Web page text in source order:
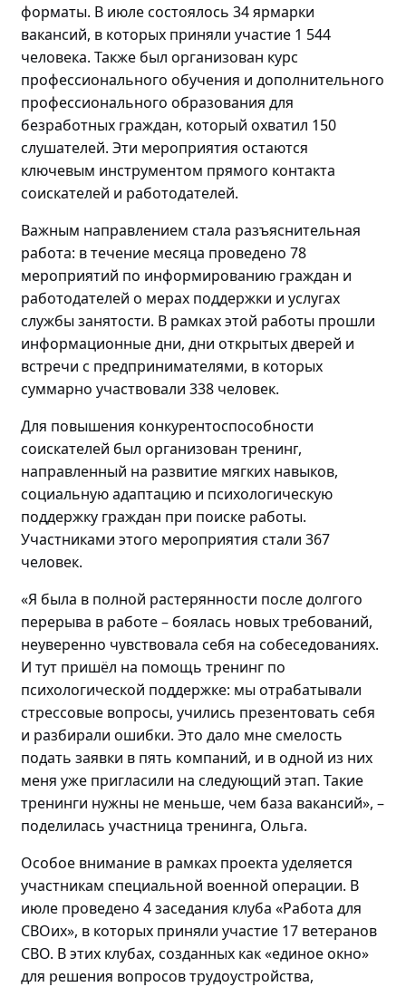
форматы. В июле состоялось 34 ярмарки
вакансий, в которых приняли участие 1 544
человека. Также был организован курс
профессионального обучения и дополнительного
профессионального образования для
безработных граждан, который охватил 150
слушателей. Эти мероприятия остаются
ключевым инструментом прямого контакта
соискателей и работодателей.
Важным направлением стала разъяснительная
работа: в течение месяца проведено 78
мероприятий по информированию граждан и
работодателей о мерах поддержки и услугах
службы занятости. В рамках этой работы прошли
информационные дни, дни открытых дверей и
встречи с предпринимателями, в которых
суммарно участвовали 338 человек.
Для повышения конкурентоспособности
соискателей был организован тренинг,
направленный на развитие мягких навыков,
социальную адаптацию и психологическую
поддержку граждан при поиске работы.
Участниками этого мероприятия стали 367
человек.
«Я была в полной растерянности после долгого
перерыва в работе – боялась новых требований,
неуверенно чувствовала себя на собеседованиях.
И тут пришёл на помощь тренинг по
психологической поддержке: мы отрабатывали
стрессовые вопросы, учились презентовать себя
и разбирали ошибки. Это дало мне смелость
подать заявки в пять компаний, и водной из них
меня уже пригласили на следующий этап. Такие
тренинги нужны не меньше, чем база вакансий», –
поделилась участница тренинга, Ольга.
Особое внимание в рамках проекта уделяется
участникам специальной военной операции. В
июле проведено 4 заседания клуба «Работа для
СВОих», в которых приняли участие 17 ветеранов
СВО. В этих клубах, созданных как «единое окно»
для решения вопросов трудоустройства,